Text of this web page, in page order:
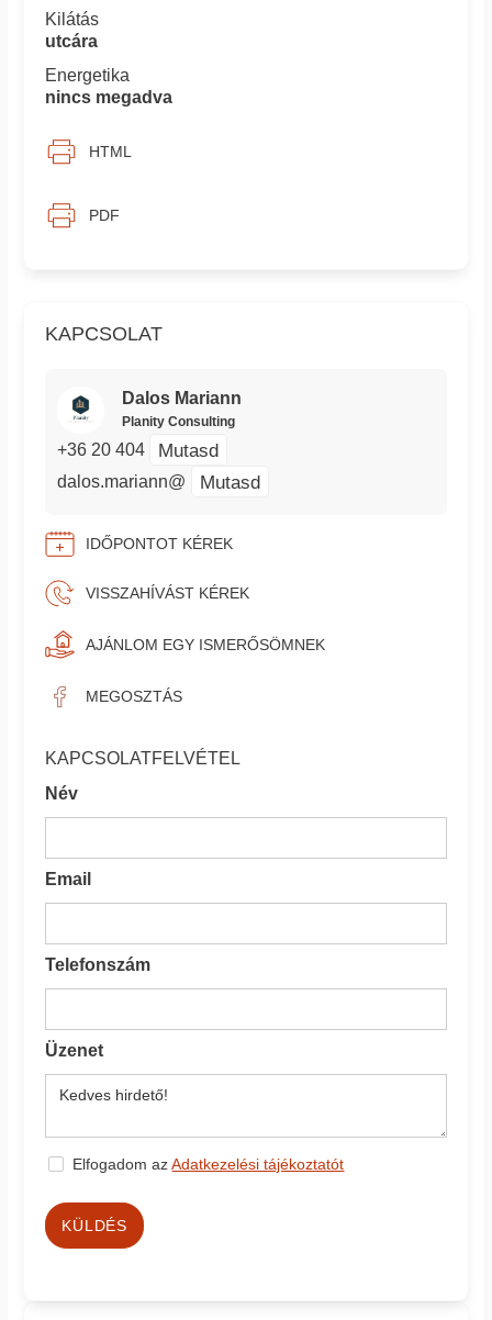
KAPCSOLAT
Dalos Mariann
Planity Consulting
+36 20 404 Mutasd
dalos.mariann@ Mutasd
IDŐPONTOT KÉREK
VISSZAHÍVÁST KÉREK
AJÁNLOM EGY ISMERŐSÖMNEK
MEGOSZTÁS
KAPCSOLATFELVÉTEL
Név
Email
Telefonszám
Üzenet
Elfogadom azAdatkezelési tájékoztatót
KÜLDÉS
Kilátás
utcára
Energetika
nincs megadva
HTML
PDF